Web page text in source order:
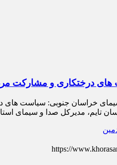
درختکاری و مشارکت
خراسان جنوبی: سیاست های
تایم، مدیرکل صدا و سیمای
https://